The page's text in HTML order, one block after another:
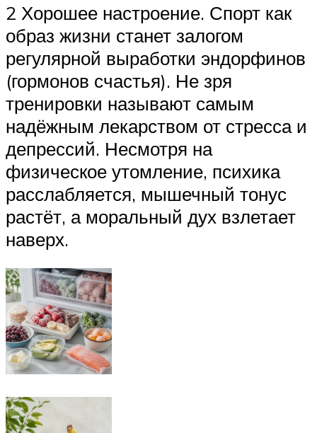
2 Хорошее настроение. Спорт как
образ жизни станет залогом
регулярной выработки эндорфинов
(гормонов счастья). Не зря
тренировки называют самым
надёжным лекарством от стресса и
депрессий. Несмотря на
физическое утомление, психика
расслабляется, мышечный тонус
растёт, а моральный дух взлетает
наверх.